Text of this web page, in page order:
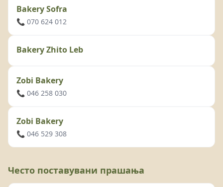
Bakery Sofra
📞 070 624 012
Bakery Zhito Leb
Zobi Bakery
📞 046 258 030
Zobi Bakery
📞 046 529 308
Често поставувани прашања